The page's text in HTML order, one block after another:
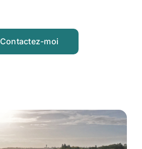
Contactez-moi